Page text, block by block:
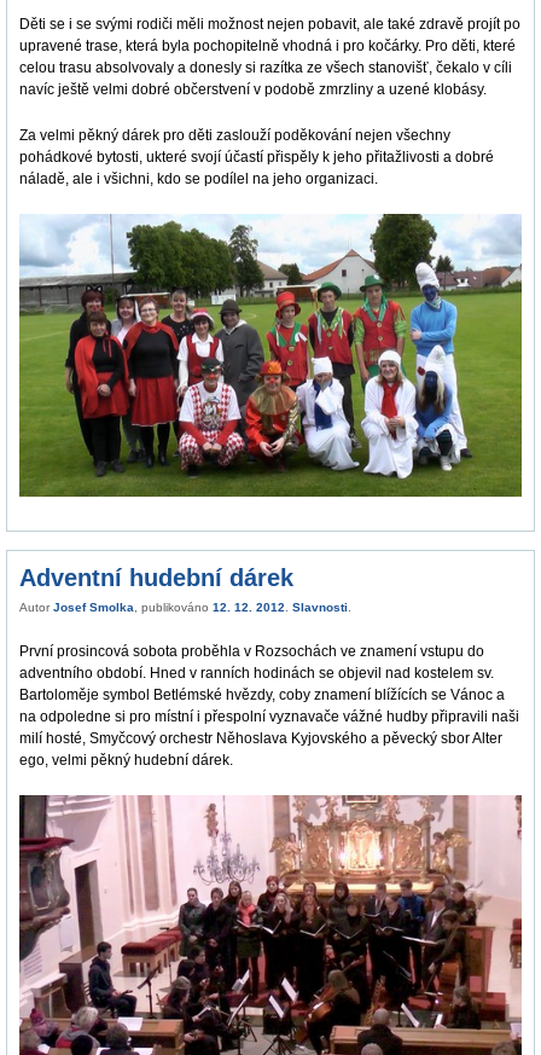
Děti se i se svými rodiči měli možnost nejen pobavit, ale také zdravě projít po
upravené trase, která byla pochopitelně vhodná i pro kočárky. Pro děti, které
celou trasu absolvovaly a donesly si razítka ze všech stanovišť, čekalo v cíli
navíc ještě velmi dobré občerstvení v podobě zmrzliny a uzené klobásy.
Za velmi pěkný dárek pro děti zaslouží poděkování nejen všechny
pohádkové bytosti, ukteré svojí účastí přispěly k jeho přitažlivosti a dobré
náladě, ale i všichni, kdo se podílel na jeho organizaci.
Adventní hudební dárek
Autor Josef Smolka , publikováno 12. 12. 2012 Slavnosti
První prosincová sobota proběhla v Rozsochách ve znamení vstupu do
adventního období. Hned v ranních hodinách se objevil nad kostelem sv.
Bartoloměje symbol Betlémské hvězdy, coby znamení blížících se Vánoc a
na odpoledne si pro místní i přespolní vyznavače vážné hudby připravili naši
milí hosté, Smyčcový orchestr Něhoslava Kyjovského a pěvecký sbor Alter
ego, velmi pěkný hudební dárek.